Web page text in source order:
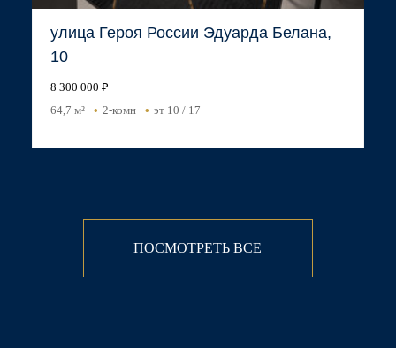
улица Героя России Эдуарда Белана,
10
8 300 000 ₽
64,7 м²
2-комн эт 10 / 17
ПОСМОТРЕТЬ ВСЕ